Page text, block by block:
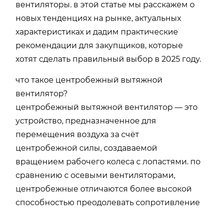
вентиляторы. в этой статье мы расскажем о
новых тенденциях на рынке, актуальных
характеристиках и дадим практические
рекомендации для закупщиков, которые
хотят сделать правильный выбор в 2025 году.
что такое центробежный вытяжной
вентилятор?
центробежный вытяжной вентилятор — это
устройство, предназначенное для
перемещения воздуха за счёт
центробежной силы, создаваемой
вращением рабочего колеса с лопастями. по
сравнению с осевыми вентиляторами,
центробежные отличаются более высокой
способностью преодолевать сопротивление